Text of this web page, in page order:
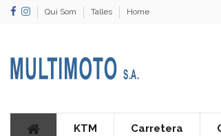
Qui Som Talles Home
KTM Carretera